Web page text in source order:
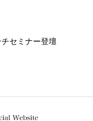
セミナー登壇